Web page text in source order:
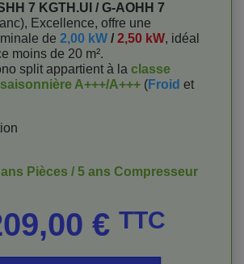
7 KGTH.UI / G-AOHH 7
Excellence, offre une
de 2,00 kW / 2,50 kW, idéal
moins de 20 m².
split appartient à la classe
A+++/A+++ (Froid et
Pièces / 5 ans Compresseur
€ TTC